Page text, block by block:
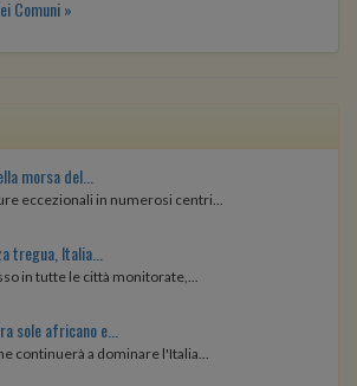
Comuni »
morsa del...
eccezionali in numerosi centri...
tregua, Italia...
in tutte le città monitorate,...
sole africano e...
continuerà a dominare l'Italia...